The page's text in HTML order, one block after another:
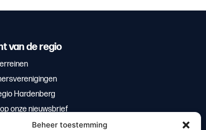
Beheer toestemming
van de regio
Hardenberg
onze nieuwsbrief